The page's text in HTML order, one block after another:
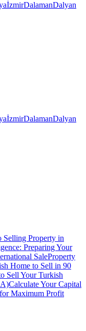
İzmirDalamanDalyan
İzmirDalamanDalyan
Selling Property in
Preparing Your
SaleProperty
Home to Sell in 90
Sell Your Turkish
Calculate Your Capital
Maximum Profit